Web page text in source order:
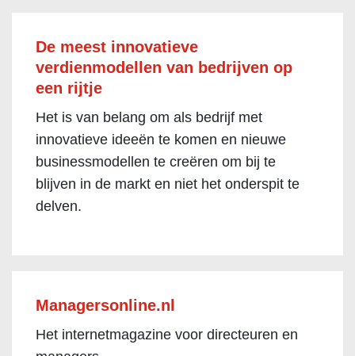
De meest innovatieve
verdienmodellen van bedrijven op
een rijtje
Het is van belang om als bedrijf met
innovatieve ideeën te komen en nieuwe
businessmodellen te creëren om bij te
blijven in de markt en niet het onderspit te
delven.
Managersonline.nl
Het internetmagazine voor directeuren en